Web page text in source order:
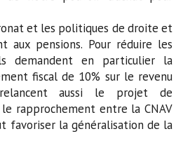
et les politiques de droite et
aux pensions. Pour réduire les
demandent en particulier la
fiscal de 10% sur le revenu
aussi le projet de
rapprochement entre la CNAV
favoriser la généralisation de la